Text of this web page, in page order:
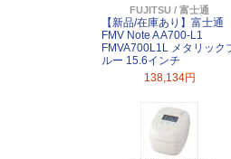
FUJITSU / 富士通
【新品/在庫あり】富士通
FMV Note A A700-L1
FMVA700L1L メタリック
ルー 15.6インチ
138,134円